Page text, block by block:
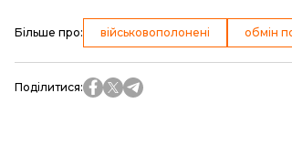
Більше про: військовополонені обмін
Поділитися: